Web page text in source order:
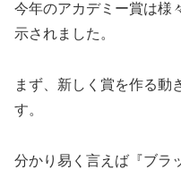
今年のアカデミー賞は様
示されました。
まず、新しく賞を作る動
す。
分かり易く言えば『ブラ